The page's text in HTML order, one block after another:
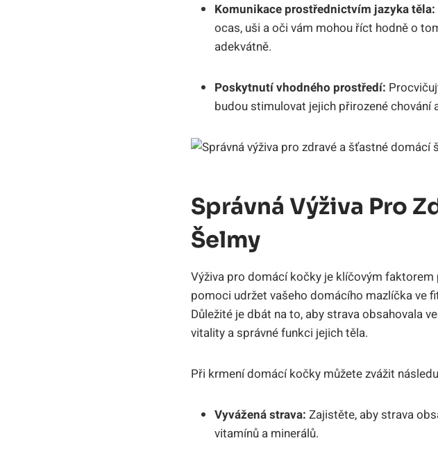
Komunikace prostřednictvím jazyka těla:
ocas, uši a oči vám mohou říct hodně o
adekvátně.
Poskytnutí vhodného prostředí:
budou stimulovat jejich přirozené chování
Správná Výživa Pro
Šelmy
Výživa pro domácí kočky je klíčovým
pomoci udržet vašeho domácího mazlíčka ve
Důležité je dbát na to, aby strava obsahovala
vitality a správné funkci jejich těla.
Při krmení domácí kočky můžete zvážit
Vyvážená strava: Zajistěte, aby strava
vitamínů a minerálů.